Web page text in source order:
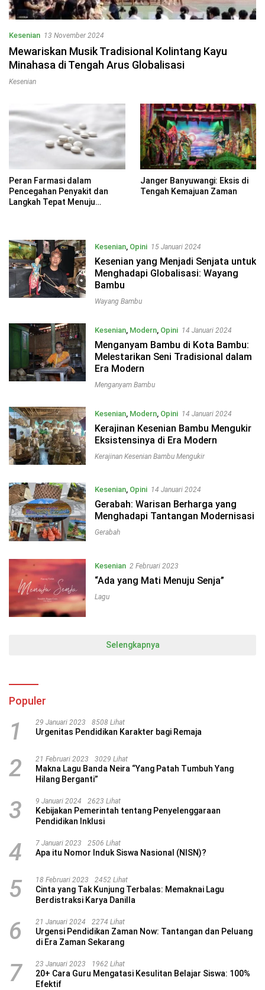
Kesenian 13 November 2024
Mewariskan Musik Tradisional Kolintang Kayu
Minahasa di Tengah Arus Globalisasi
Kesenian
Peran Farmasi dalam
Pencegahan Penyakit dan
Langkah Tepat Menuju
Janger Banyuwangi: Eksis di
Tengah Kemajuan Zaman
Kesenian, Opini 15 Januari 2024
Kesenian yang Menjadi Senjata untuk
Menghadapi Globalisasi: Wayang
Bambu
Wayang Bambu
Kesenian, Modern, Opini 14 Januari 2024
Menganyam Bambu di Kota Bambu:
Melestarikan Seni Tradisional dalam
Era Modern
Menganyam Bambu
Kesenian, Modern, Opini 14 Januari 2024
Kerajinan Kesenian Bambu Mengukir
Eksistensinya di Era Modern
Kerajinan Kesenian Bambu Mengukir
Kesenian, Opini 14 Januari 2024
Gerabah: Warisan Berharga yang
Menghadapi Tantangan Modernisasi
Gerabah
Kesenian 2 Februari 2023
“Ada yang Mati Menuju Senja”
Lagu
Selengkapnya
Populer
1 29 Januari 2023 8508 Lihat
Urgenitas Pendidikan Karakter bagi Remaja
2 21 Februari 2023 3029 Lihat
Makna Lagu Banda Neira “Yang Patah Tumbuh Yang
Hilang Berganti”
3 9 Januari 2024 2623 Lihat
Kebijakan Pemerintah tentang Penyelenggaraan
Pendidikan Inklusi
4 7 Januari 2023 2506 Lihat
Apa itu Nomor Induk Siswa Nasional (NISN)?
5 18 Februari 2023 2452 Lihat
Cinta yang Tak Kunjung Terbalas: Memaknai Lagu
Berdistraksi Karya Danilla
6 21 Januari 2024 2274 Lihat
Urgensi Pendidikan Zaman Now: Tantangan dan Peluang
di Era Zaman Sekarang
7 23 Januari 2023 1962 Lihat
20+ Cara Guru Mengatasi Kesulitan Belajar Siswa: 100%
Efektif